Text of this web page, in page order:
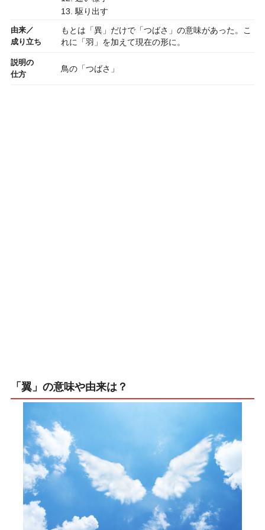
13. 駆り出す
由来／
成り立ち
もとは「異」だけで「つばさ」の意味があった。こ
れに「羽」を加えて現在の形に。
説明の
仕方
鳥の「つばさ」
「翼」の意味や由来は？